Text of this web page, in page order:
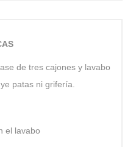
de tres cajones y lavabo
patas ni grifería.
el lavabo